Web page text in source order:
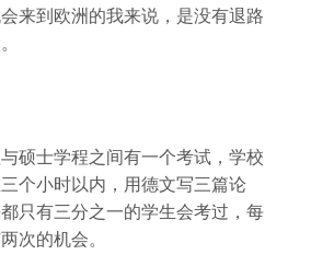
来到欧洲的我来说，是没有退路
硕士学程之间有一个考试，学校
个小时以内，用德文写三篇论
只有三分之一的学生会考过，每
次的机会。